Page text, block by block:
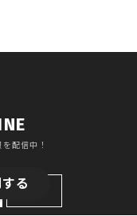
配信中！
登録
る